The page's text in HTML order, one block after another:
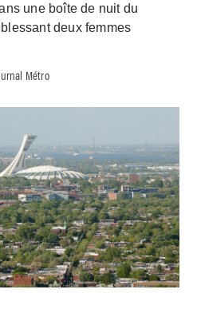
une boîte de nuit du
deux femmes
Métro